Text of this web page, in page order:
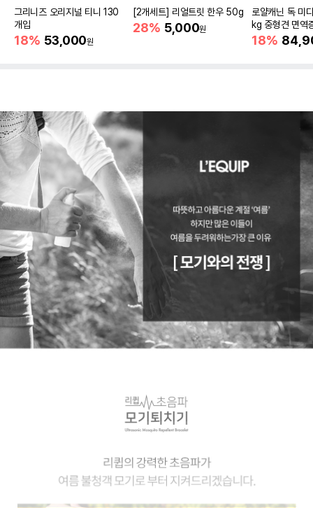
그리니즈 오리지널 티니 130
개입
18% 53,000원
[2개세트] 리얼트릿 한우 50g
28% 5,000원
로얄캐닌 독 미
kg 중형견 면역
18%